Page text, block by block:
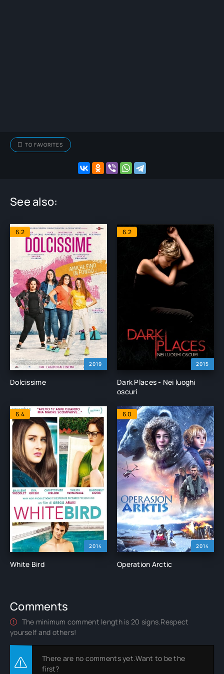
TO FAVORITES
See also:
2019
6.2
Dolcissime
2015
6.2
Dark Places - Nei luoghi
oscuri
2014
6.4
White Bird
2014
6.0
Operation Arctic
Comments
The minimum comment length is 20 signs.Respect
yourself and others!
There are no comments yet.Want to be the
first?